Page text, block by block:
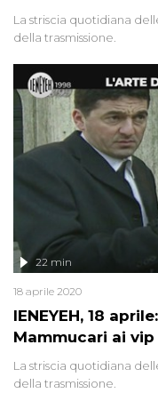
La striscia quotidiana
della trasmissione.
IENEYEH, 18
Mammucari ai
22 min
18 aprile 2020
La striscia quotidiana
della trasmissione.